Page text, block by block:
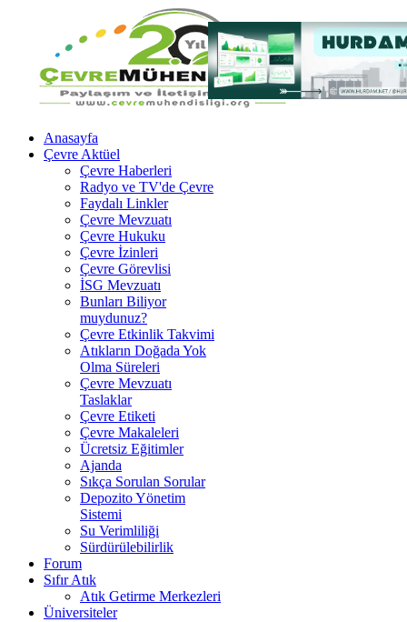
Anasayfa
Çevre Aktüel
Çevre Haberleri
Radyo ve TV'de Çevre
Faydalı Linkler
Çevre Mevzuatı
Çevre Hukuku
Çevre İzinleri
Çevre Görevlisi
İSG Mevzuatı
Bunları Biliyor
muydunuz?
Çevre Etkinlik Takvimi
Atıkların Doğada Yok
Olma Süreleri
Çevre Mevzuatı
Taslaklar
Çevre Etiketi
Çevre Makaleleri
Ücretsiz Eğitimler
Ajanda
Sıkça Sorulan Sorular
Depozito Yönetim
Sistemi
Su Verimliliği
Sürdürülebilirlik
Forum
Sıfır Atık
Atık Getirme Merkezleri
Üniversiteler